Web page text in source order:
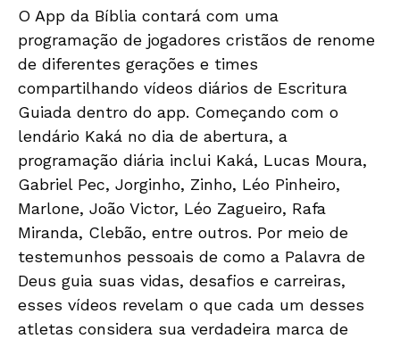
O App da Bíblia contará com uma
programação de jogadores cristãos de renome
de diferentes gerações e times
compartilhando vídeos diários de Escritura
Guiada dentro do app. Começando com o
lendário Kaká no dia de abertura, a
programação diária inclui Kaká, Lucas Moura,
Gabriel Pec, Jorginho, Zinho, Léo Pinheiro,
Marlone, João Victor, Léo Zagueiro, Rafa
Miranda, Clebão, entre outros. Por meio de
testemunhos pessoais de como a Palavra de
Deus guia suas vidas, desafios e carreiras,
esses vídeos revelam o que cada um desses
atletas considera sua verdadeira marca de